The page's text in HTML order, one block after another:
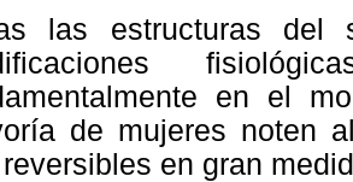
las estructuras
en el
de mujeres noten
en gran